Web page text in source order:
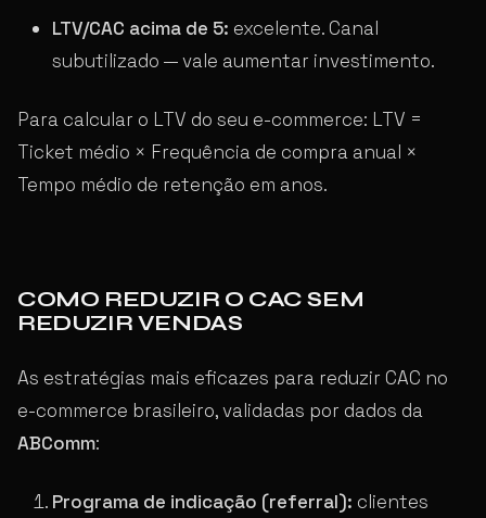
LTV/CAC acima de 5: excelente. Canal
subutilizado — vale aumentar investimento.
Para calcular o LTV do seu e-commerce: LTV =
Ticket médio × Frequência de compra anual ×
Tempo médio de retenção em anos.
COMO REDUZIR O CAC SEM
REDUZIR VENDAS
As estratégias mais eficazes para reduzir CAC no
e-commerce brasileiro, validadas por dados da
ABComm:
Programa de indicação (referral): clientes